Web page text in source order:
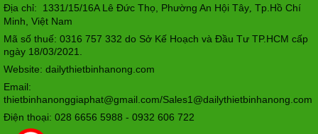
Địa chỉ: 1331/15/16A Lê Đức Thọ, Phường An Hội Tây Tp.Hồ Chí
Minh, Việt Nam
Mã số thuế: 0316 757 332 do Sở Kế Hoạch và Đầu Tư TP.HCM cấp
ngày 18/03/2021.
Website: dailythietbinhanong.com
Email:
thietbinhanonggiaphat@gmail.com/Sales1@dailythietbinhanong.com
Điện thoại: 028 6656 5988 - 0932 606 722